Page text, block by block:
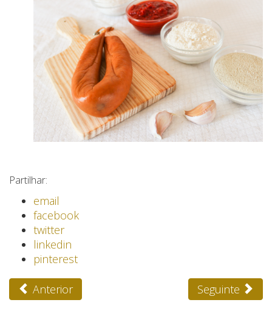
Partilhar:
email
facebook
twitter
linkedin
pinterest
Anterior Seguinte